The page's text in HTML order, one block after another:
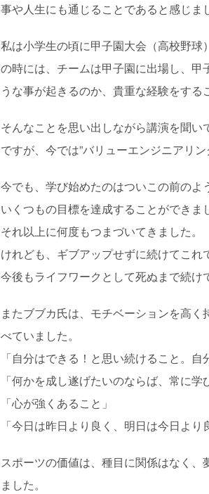
事や人生にも通じることであると感じま
私は小学生の頃に甲子園大会（高校野
の時には、チームは甲子園に出場し、
うな事が起きるのか、貴重な経験をする
そんなことを思い出しながら講演を聞
ですが、今では”バリューエンジニアリ
今でも、学び始めたのはついこの前のよ
いくつもの目標を達成することができま
それ以上に何度もつまづいてきました。
けれども、ギブアップせずに続けてこれ
今後もライフワークとして死ぬまで続け
またブブカ氏は、モチベーションを高
べていました。
「自分はできる！と思い続けること。自
「何かを成し遂げたいのならば、常に学
「心が強くあること」
「今日は昨日より良く、明日は今日より
スポーツの価値は、種目に関係はなく
ました。